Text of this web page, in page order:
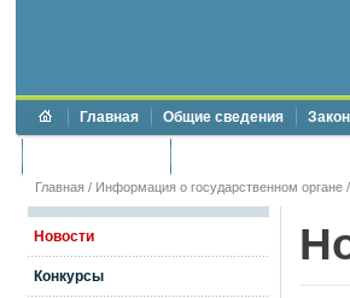
Главная Общие сведения
Главная / Информация о государственном органе /
Новости
Конкурсы